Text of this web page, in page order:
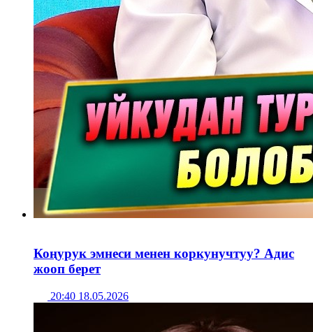
Коңурук эмнеси менен коркунучтуу? Адис
жооп берет
20:40 18.05.2026